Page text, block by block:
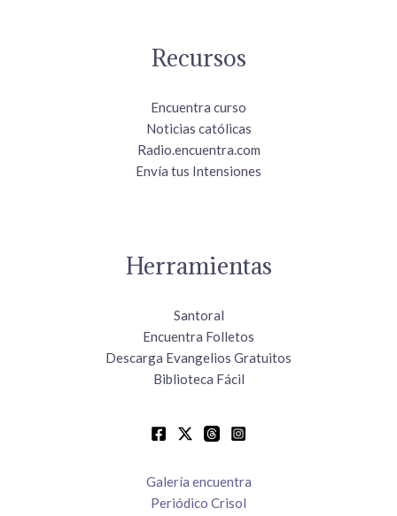
Recursos
Encuentra curso
Noticias católicas
Radio.encuentra.com
Envía tus Intensiones
Herramientas
Santoral
Encuentra Folletos
Descarga Evangelios Gratuitos
Biblioteca Fácil
Galería encuentra
Periódico Crisol